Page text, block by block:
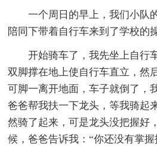
一个周日的早上，我们小队
陪同下带着自行车来到了学校的
开始骑车了，我先坐上自行
双脚撑在地上使自行车直立，然
可脚一离开地面，车子就倒了，
爸爸帮我扶一下龙头，等我骑起
然骑了起来，可是龙头没把握好
候，爸爸告诉我：“你还没有掌